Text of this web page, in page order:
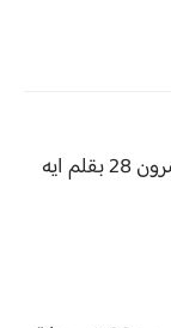
الفصل الثامن والعشرون 28 بقلم ايه